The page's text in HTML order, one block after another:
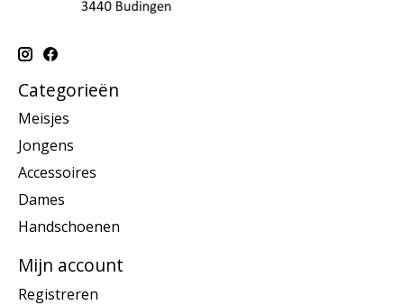
Categorieën
Meisjes
Jongens
Accessoires
Dames
Handschoenen
Mijn account
Registreren